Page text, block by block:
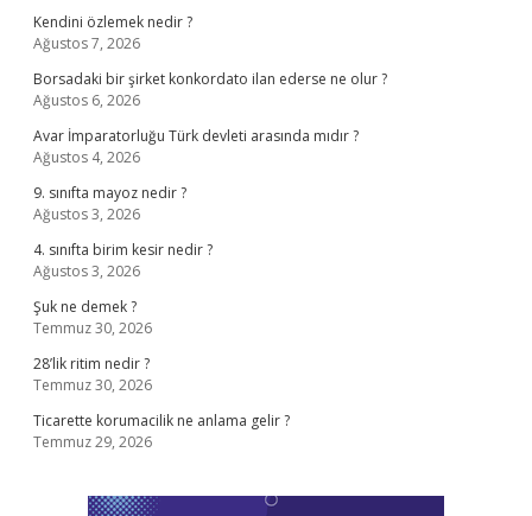
Kendini özlemek nedir ?
Ağustos 7, 2026
Borsadaki bir şirket konkordato ilan ederse ne olur ?
Ağustos 6, 2026
Avar İmparatorluğu Türk devleti arasında mıdır ?
Ağustos 4, 2026
9. sınıfta mayoz nedir ?
Ağustos 3, 2026
4. sınıfta birim kesir nedir ?
Ağustos 3, 2026
Şuk ne demek ?
Temmuz 30, 2026
28’lik ritim nedir ?
Temmuz 30, 2026
Ticarette korumacilik ne anlama gelir ?
Temmuz 29, 2026